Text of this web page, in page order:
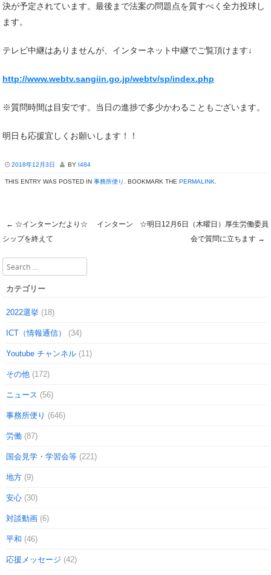
決が予定されています。最後まで法案の問題点を質すべく全力投球し
ます。
テレビ中継はありませんが、インターネット中継でご覧頂けます↓
http://www.webtv.sangiin.go.jp/webtv/sp/index.php
※質問時間は目安です。当日の進捗で多少かわることもございます。
明日も応援宜しくお願いします！！
2018年12月3日 BY I484
THIS ENTRY WAS POSTED IN 事務所便り . BOOKMARK THE PERMALINK
Post navigation
← ☆インターンだより☆ インターン
シップを終えて
☆明日12月6日（木曜日）厚生労働委員
会で質問に立ちます →
Search
カテゴリー
2022選挙 (18)
ICT（情報通信） (34)
Youtube チャンネル (11)
その他 (172)
ニュース (56)
事務所便り (646)
労働 (87)
国会見学・学習会等 (221)
地方 (9)
安心 (30)
対談動画 (6)
平和 (46)
応援メッセージ (42)